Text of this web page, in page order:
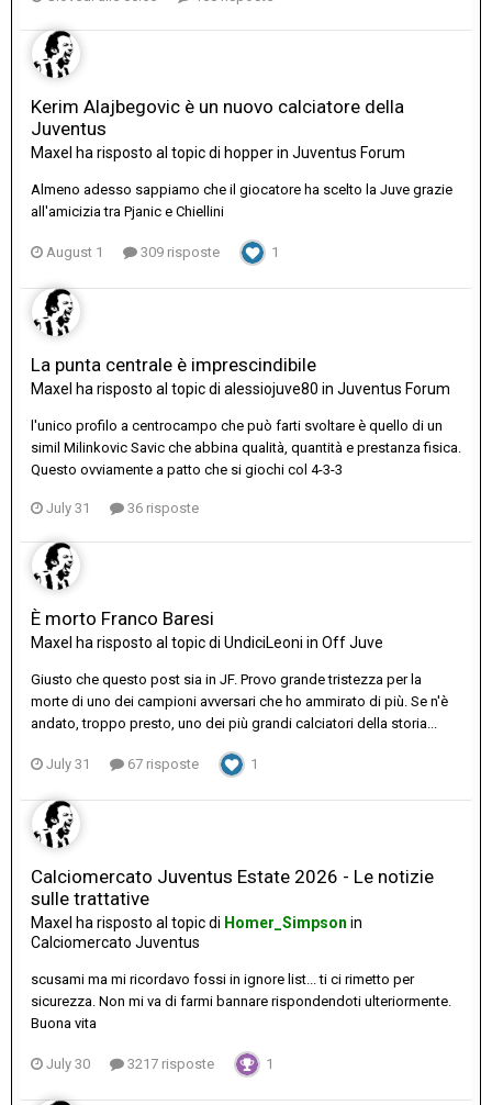
Kerim Alajbegovic è un nuovo calciatore della
Juventus
Maxel ha risposto al topic di hopperin Juventus Forum
Almeno adesso sappiamo che il giocatore ha scelto la Juve grazie
all'amicizia tra Pjanic e Chiellini
August 1 309 risposte 1
La punta centrale è imprescindibile
Maxel ha risposto al topic di alessiojuve80 in Juventus Forum
l'unico profilo a centrocampo che può farti svoltare è quello di un
simil Milinkovic Savic che abbina qualità, quantità e prestanza fisica.
Questo ovviamente a patto che si giochi col 4-3-3
July 31 36 risposte
È morto Franco Baresi
Maxel ha risposto al topic di UndiciLeoni in Off Juve
Giusto che questo post sia in JF. Provo grande tristezza per la
morte di uno dei campioni avversari che ho ammirato di più. Se n'è
andato, troppo presto, uno dei più grandi calciatori della storia...
July 31 67 risposte 1
Calciomercato Juventus Estate 2026 - Le notizie
sulle trattative
Maxel ha risposto al topic di Homer_Simpson in
Calciomercato Juventus
scusami ma mi ricordavo fossi in ignore list... ti ci rimetto per
sicurezza. Non mi va di farmi bannare rispondendoti ulteriormente.
Buona vita
July 30 3217 risposte 1